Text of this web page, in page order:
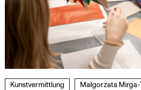
Kunst­ver­mitt­lung Małgorzata Mirga-